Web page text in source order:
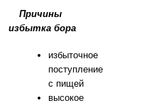
Причины
избытка бора
избыточное
поступление
с пищей
высокое